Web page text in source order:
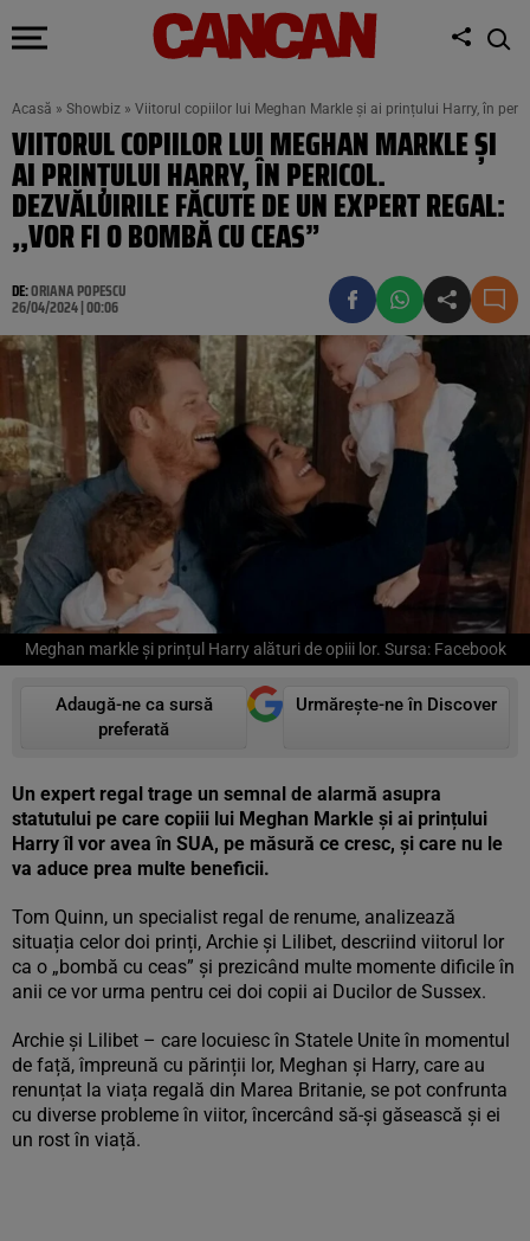
Acasă » Showbiz » Viitorul copiilor lui Meghan Markle și ai prințului Harry, în
VIITORUL COPIILOR LUI MEGHAN MARKLE ȘI
AI PRINȚULUI HARRY, ÎN PERICOL.
DEZVĂLUIRILE FĂCUTE DE UN EXPERT REGAL:
,,VOR FI O BOMBĂ CU CEAS”
DE:ORIANA POPESCU
26/04/2024 | 00:06
Meghan markle și prințul Harry alături de opiii lor. Sursa: Facebook
Adaugă-ne ca sursă
preferată
Urmărește-ne în Discover
Un expert regal trage un semnal de alarmă asupra
statutului pe care copiii lui Meghan Markle și ai prințului
Harry îl vor avea în SUA, pe măsură ce cresc, și care nu le
va aduce prea multe beneficii.
Tom Quinn, un specialist regal de renume, analizează
situația celor doi prinți, Archie și Lilibet, descriind viitorul lor
ca o „bombă cu ceas” și prezicând multe momente dificile în
anii ce vor urma pentru cei doi copii ai Ducilor de Sussex.
Archie și Lilibet – care locuiesc în Statele Unite în momentul
de față, împreună cu părinții lor, Meghan și Harry, care au
renunțat la viața regală din Marea Britanie, se pot confrunta
cu diverse probleme în viitor, încercând să-și găsească și ei
un rost în viață.